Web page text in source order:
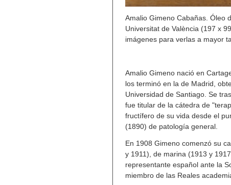
Amalio Gimeno Cabañas. Óleo
Universitat de València (197 x
imágenes para verlas a mayor
Amalio Gimeno nació en
los terminó en la de Madrid,
Universidad de Santiago. Se
fue titular de la cátedra de
fructífero de su vida desde el
(1890) de patología general.
En 1908 Gimeno comenzó su
y 1911), de marina (1913 y
representante español ante la
miembro de las Reales